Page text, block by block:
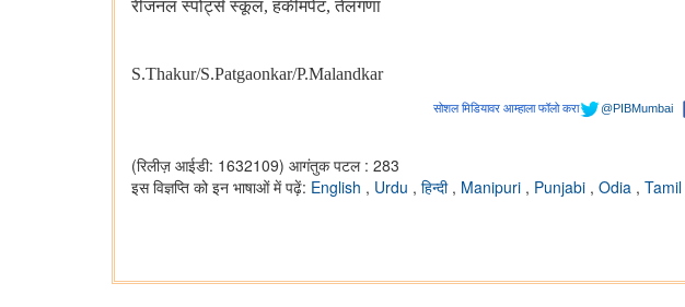
रीजनल स्पोर्ट्स स्कूल, हकीमपेट, तेलंगणा
S.Thakur/S.Patgaonkar/P.Malandkar
सोशल मिडियावर आम्हाला फॉलो करा @PIBMumbai
(रिलीज़ आईडी: 1632109) आगंतुक पटल : 283
इस विज्ञप्ति को इन भाषाओं में पढ़ें: English , Urdu , हिन्दी , Manipuri , Punjabi , Odia , Tamil